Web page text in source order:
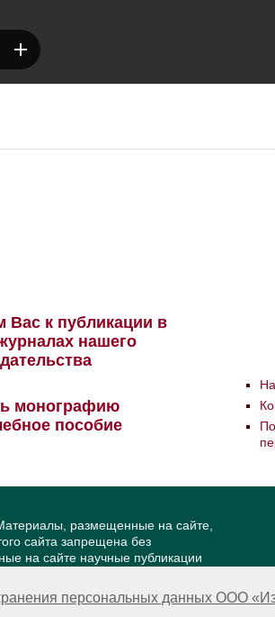
персональных данных ООО
Вас к публикации в
нашего
монографию
пособие
размещенные на сайте,
сайта запрещена без
на сайте научные публикации